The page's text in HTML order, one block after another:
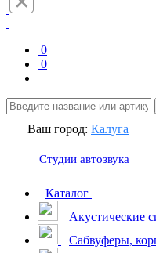
0
0
Ваш город: Калуга
Студии автозвука
Каталог
Акустические
Сабвуферы,